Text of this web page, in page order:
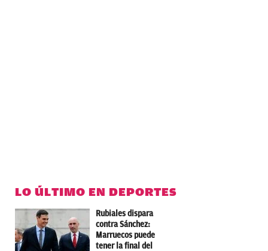
LO ÚLTIMO EN DEPORTES
Rubiales dispara
contra Sánchez:
Marruecos puede
tener la final del